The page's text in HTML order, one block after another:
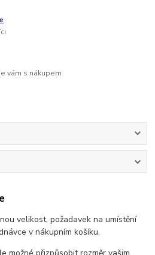
vám s nákupem
velikost, požadavek na umístění
v nákupním košíku.